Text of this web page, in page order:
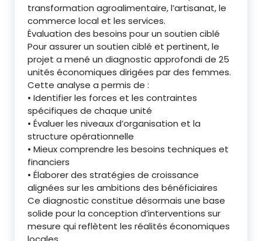
transformation agroalimentaire, l’artisanat, le
commerce local et les services.
Évaluation des besoins pour un soutien ciblé
Pour assurer un soutien ciblé et pertinent, le
projet a mené un diagnostic approfondi de 25
unités économiques dirigées par des femmes.
Cette analyse a permis de :
• Identifier les forces et les contraintes
spécifiques de chaque unité
• Évaluer les niveaux d’organisation et la
structure opérationnelle
• Mieux comprendre les besoins techniques et
financiers
• Élaborer des stratégies de croissance
alignées sur les ambitions des bénéficiaires
Ce diagnostic constitue désormais une base
solide pour la conception d’interventions sur
mesure qui reflètent les réalités économiques